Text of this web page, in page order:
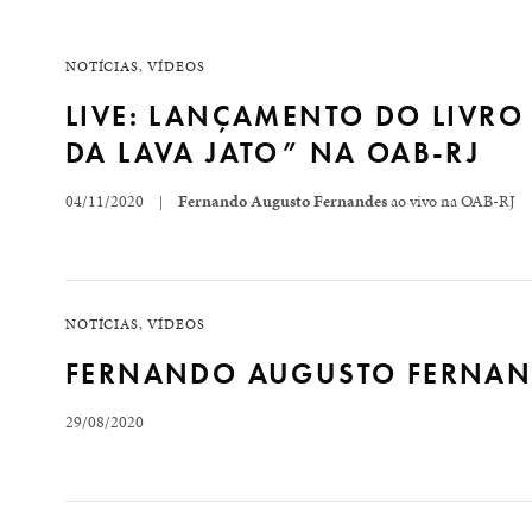
dos Advogados Brasileiros (IAB). A transmissão
Limeira Sanches, 2º vice-presidente do IAB, além…
READ MORE
NOTÍCIAS,VÍDEOS
LIVE: LANÇAMENTO DO
DA LAVA JATO” NA OAB-RJ
04/11/2020 | Fernando Augusto Fernandesao vivo na OAB-RJ
Política (UFF) Fernando Augusto Fernandes, nesta
intervenção: a verdadeira história da Lava…
READ MORE
NOTÍCIAS,VÍDEOS
FERNANDO AUGUSTO
29/08/2020